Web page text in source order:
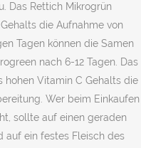
Das Rettich Mikrogrün
die Aufnahme von
Tagen können die Samen
nach 6-12 Tagen. Das
hohen Vitamin C Gehalts die
Wer beim Einkaufen
sollte auf einen geraden
auf ein festes Fleisch des